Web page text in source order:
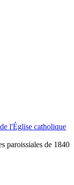
l'Église catholique
paroissiales de 1840